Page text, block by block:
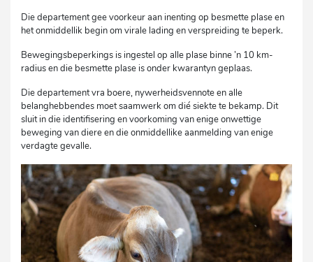
Die departement gee voorkeur aan inenting op besmette plase en
het onmiddellik begin om virale lading en verspreiding te beperk.
Bewegingsbeperkings is ingestel op alle plase binne ’n 10 km-
radius en die besmette plase is onder kwarantyn geplaas.
Die departement vra boere, nywerheidsvennote en alle
belanghebbendes moet saamwerk om dié siekte te bekamp. Dit
sluit in die identifisering en voorkoming van enige onwettige
beweging van diere en die onmiddellike aanmelding van enige
verdagte gevalle.